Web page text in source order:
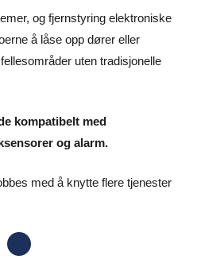
og fjernstyring elektroniske
å låse opp dører eller
uten tradisjonelle
kompatibelt med
og alarm.
med å knytte flere tjenester